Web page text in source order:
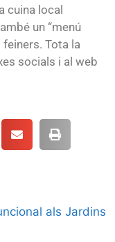
cuina local
un “menú
Tota la
socials i al web
als Jardins